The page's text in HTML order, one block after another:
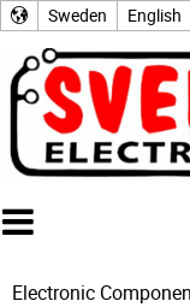
Sweden English
Electronic